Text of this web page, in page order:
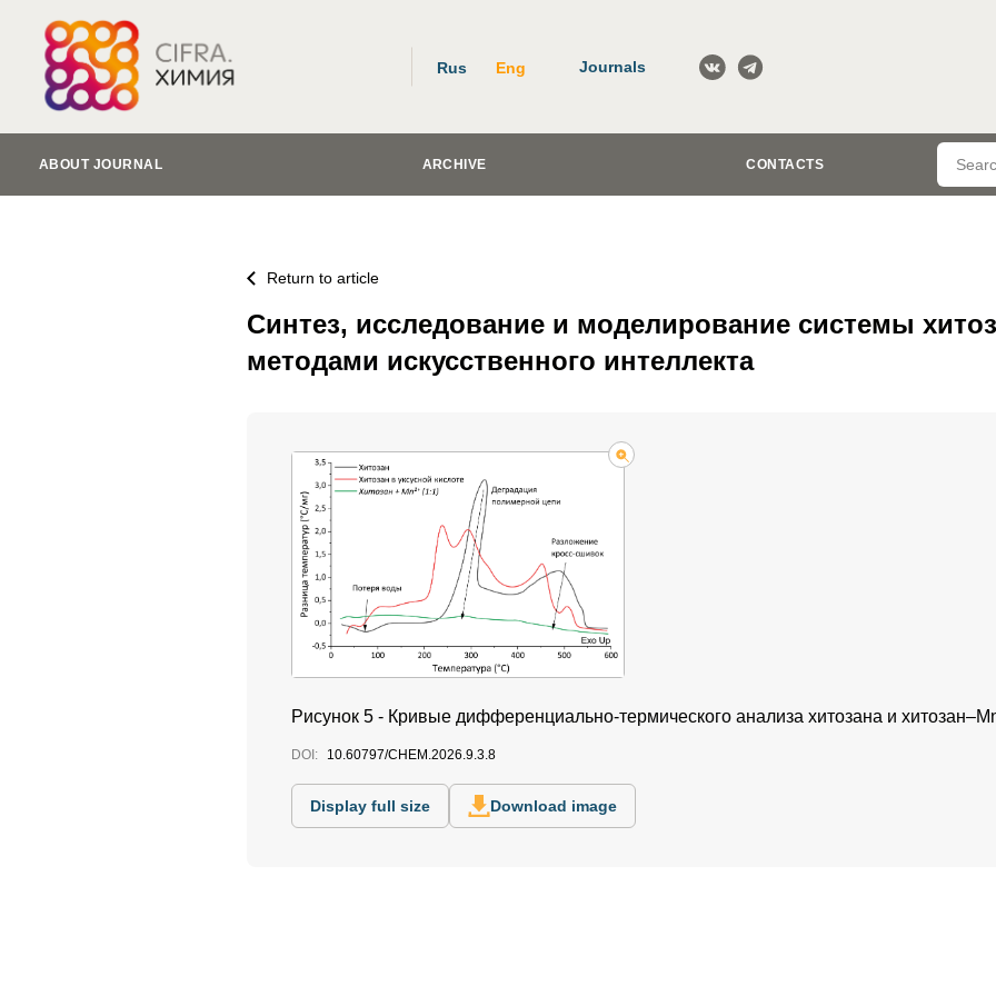
Rus Eng Journals
ABOUT JOURNAL ARCHIVE CONTACTS
Return to article
Синтез, исследование и моделирование системы
методами искусственного интеллекта
Рисунок 5 - Кривые дифференциально-термического анализа хитозана и
DOI: 10.60797/CHEM.2026.9.3.8
Display full size Download image